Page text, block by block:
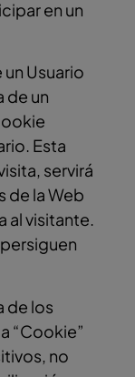
en un
Usuario
de un
Esta
servirá
de la Web
al visitante.
de los
“Cookie”
no